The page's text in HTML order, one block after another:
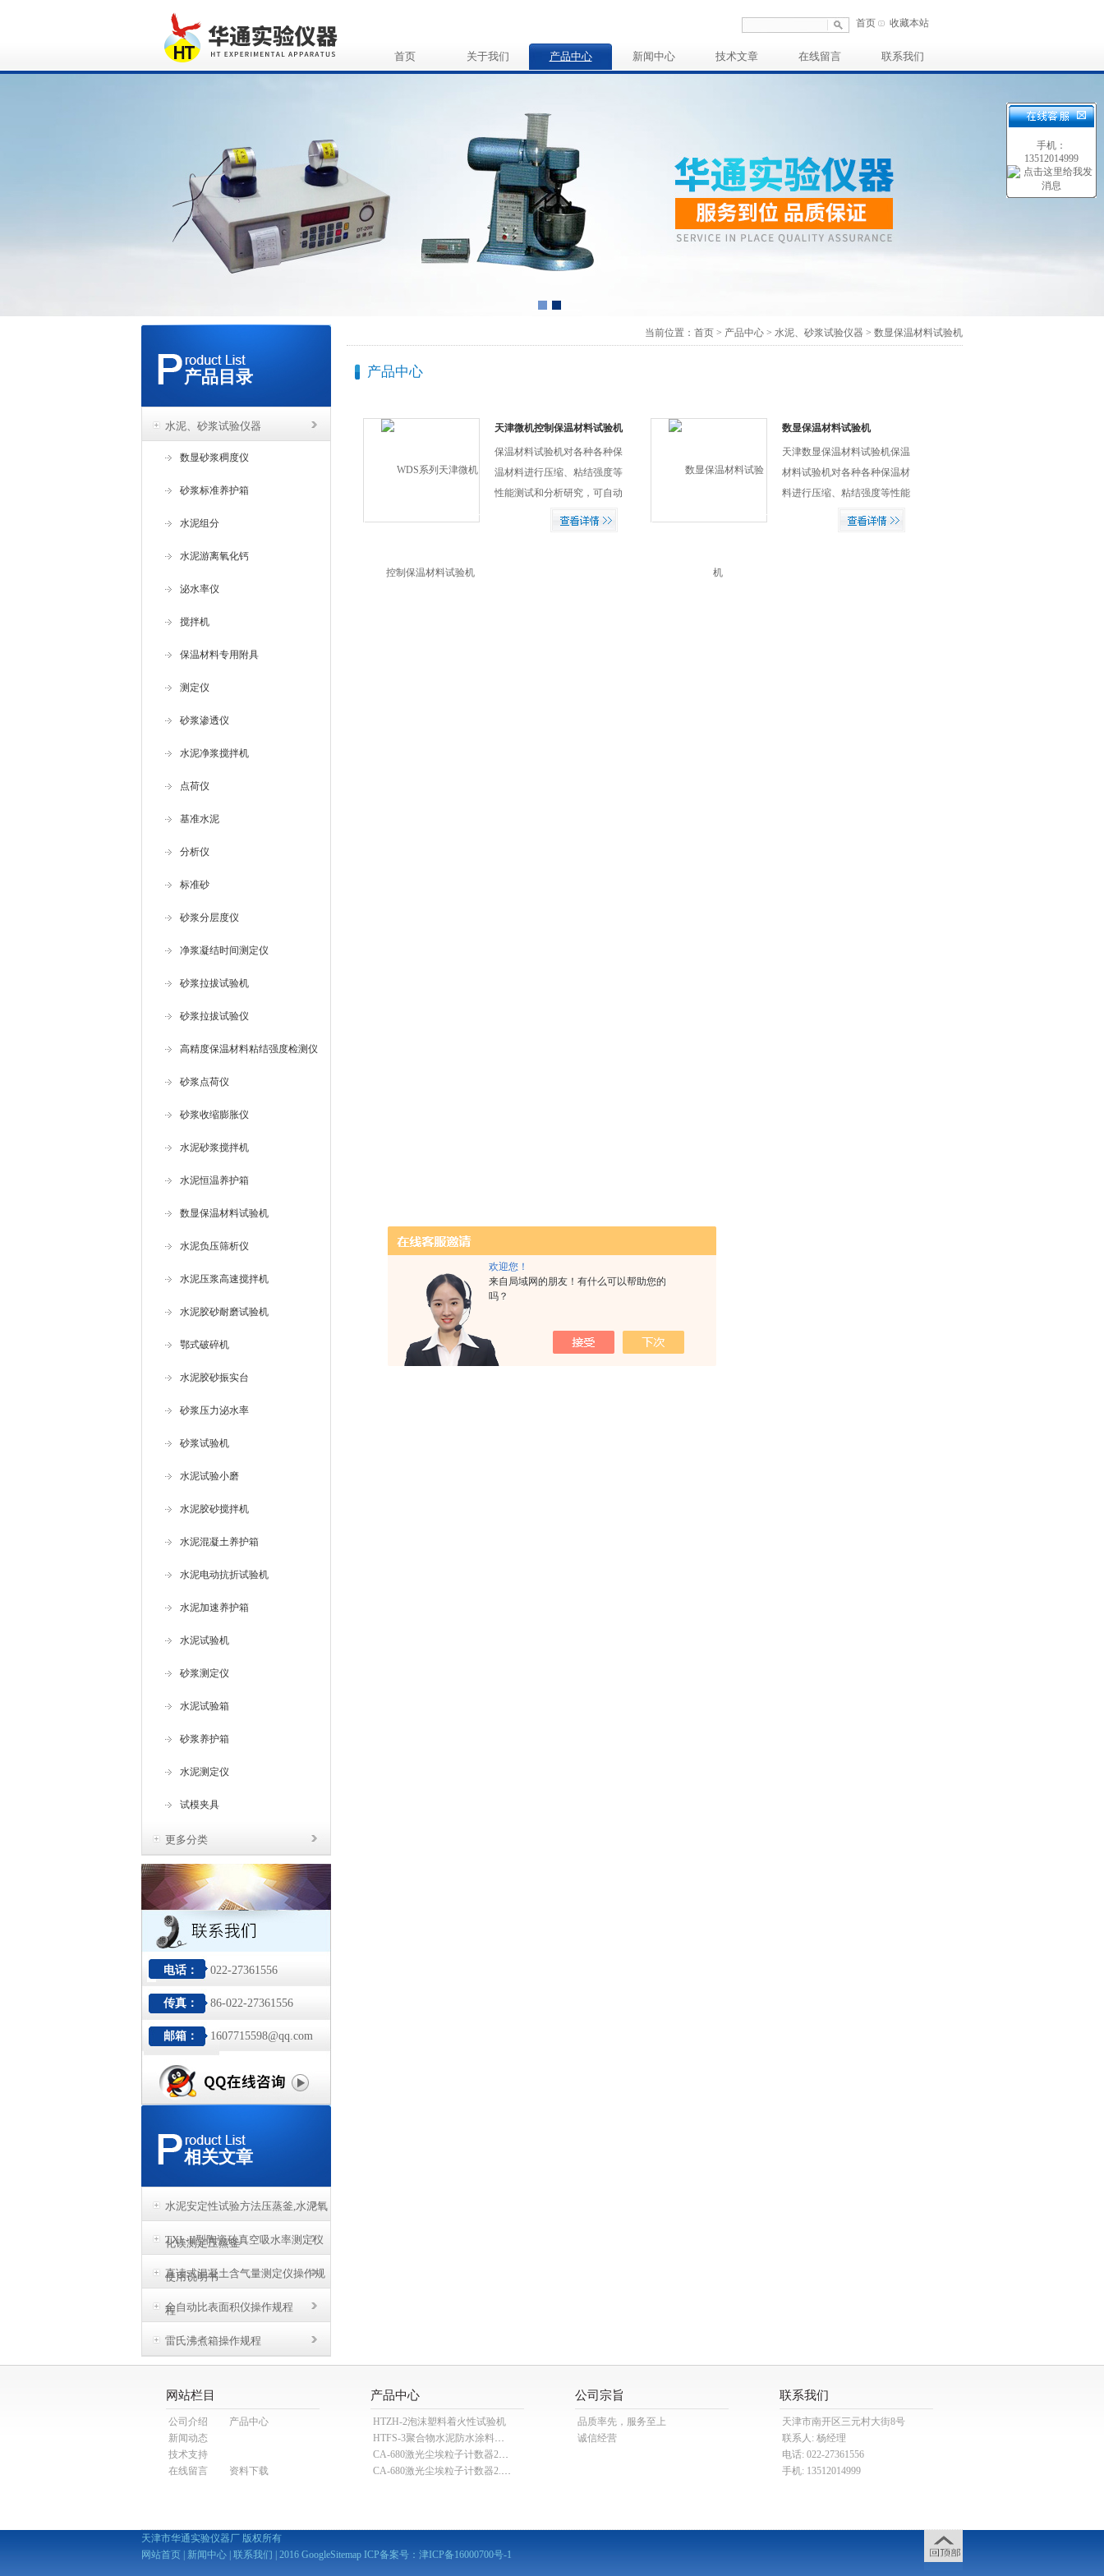
欢迎您！
来自局域网的朋友！有什么可以帮助您的
吗？
首页 收藏本站
首页 关于我们 产品中心 新闻中心 技术文章 在线留言 联系我们
产品目录
水泥、砂浆试验仪器
数显砂浆稠度仪
砂浆标准养护箱
水泥组分
水泥游离氧化钙
泌水率仪
搅拌机
保温材料专用附具
测定仪
砂浆渗透仪
水泥净浆搅拌机
点荷仪
基准水泥
分析仪
标准砂
砂浆分层度仪
净浆凝结时间测定仪
砂浆拉拔试验机
砂浆拉拔试验仪
高精度保温材料粘结强度检测仪
砂浆点荷仪
砂浆收缩膨胀仪
水泥砂浆搅拌机
水泥恒温养护箱
数显保温材料试验机
水泥负压筛析仪
水泥压浆高速搅拌机
水泥胶砂耐磨试验机
鄂式破碎机
水泥胶砂振实台
砂浆压力泌水率
砂浆试验机
水泥试验小磨
水泥胶砂搅拌机
水泥混凝土养护箱
水泥电动抗折试验机
水泥加速养护箱
水泥试验机
砂浆测定仪
水泥试验箱
砂浆养护箱
水泥测定仪
试模夹具
更多分类
电话： 022-27361556
传真： 86-022-27361556
邮箱： 1607715598@qq.com
相关文章
水泥安定性试验方法压蒸釜,水泥氧
化镁测定压蒸釜
TXL-II型陶瓷砖真空吸水率测定仪
使用说明书
直读式混凝土含气量测定仪操作规
程
全自动比表面积仪操作规程
雷氏沸煮箱操作规程
当前位置： 首页 > 产品中心 > 水泥、砂浆试验仪器 > 数显保温材料试验机
产品中心
天津微机控制保温材料试验机
保温材料试验机对各种各种保
温材料进行压缩、粘结强度等
性能测试和分析研究，可自动
完成定变形量测试验力、定试
数显保温材料试验机
天津数显保温材料试验机保温
材料试验机对各种各种保温材
料进行压缩、粘结强度等性能
测试和分析研究，可自动完成
网站栏目
公司介绍
产品中心
新闻动态
技术支持
在线留言
资料下载
产品中心
HTZH-2泡沫塑料着火性试验机
HTFS-3聚合物水泥防水涂料分散机
CA-680激光尘埃粒子计数器28.3L
CA-680激光尘埃粒子计数器2.83L
公司宗旨
品质率先，服务至上
诚信经营
联系我们
天津市南开区三元村大街8号
联系人: 杨经理
电话: 022-27361556
手机: 13512014999
天津市华通实验仪器厂 版权所有
网站首页
新闻中心 联系我们 | 2016 GoogleSitemap ICP备案号： 津ICP备16000700号-1
手机：
13512014999